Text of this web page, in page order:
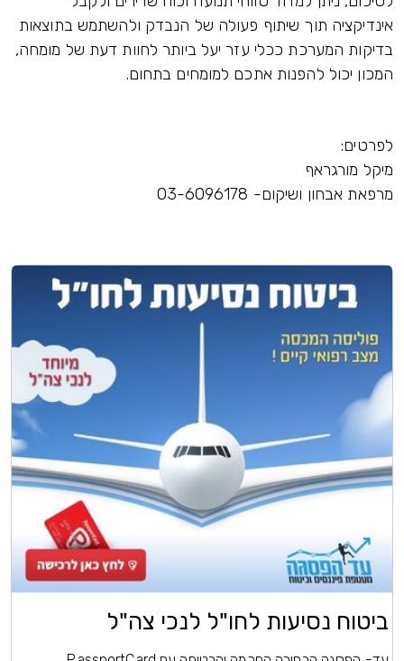
אינדיקציה תוך שיתוף פעולה של הנבדק ולהשתמש בתוצאות
בדיקות המערכת ככלי עזר יעל ביותר לחוות דעת של מומחה,
המכון יכול להפנות אתכם למומחים בתחום.
לפרטים:
מיקל מורגראף
מרפאת אבחון ושיקום- 03-6096178
ביטוח נסיעות לחו"ל לנכי צה"ל